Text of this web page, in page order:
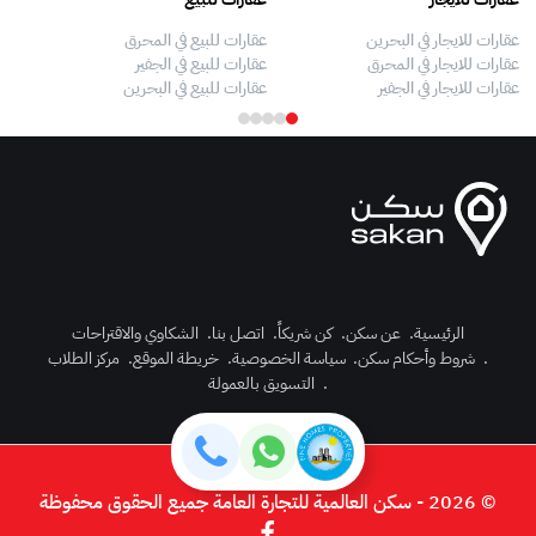
عقارات للايجار في البحرين
عقارات للايجار في المحرق
عقارات للايجار في الجفير
عقارات للبيع في المحرق
عقارات للبيع في الجفير
عقارات للبيع في البحرين
الرئيسية. عن سكن. كن شريكاً. اتصل بنا. الشكاوي والاقتراحات
. شروط وأحكام سكن. سياسة الخصوصية. خريطة الموقع. مركز الطلاب
. التسويق بالعمولة
© 2026 - سكن العالمية للتجارة العامة جميع الحقوق محفوظة